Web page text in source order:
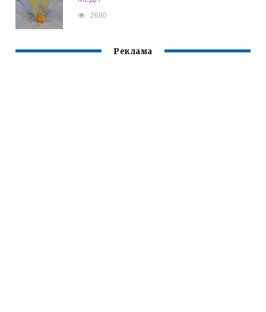
2690
Реклама